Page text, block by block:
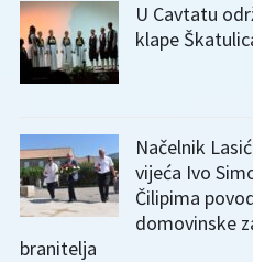
U Cavtatu
klape
Načelnik
vijeća Ivo
Čilipima
domovinske
branitelja